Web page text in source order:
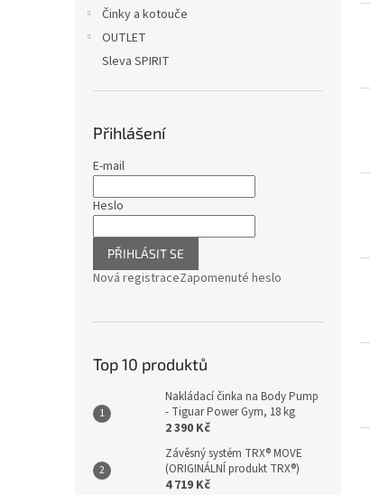
Činky a kotouče
OUTLET
Sleva SPIRIT
Přihlášení
E-mail
Heslo
PŘIHLÁSIT SE
Nová registraceZapomenuté heslo
Top 10 produktů
Nakládací činka na Body Pump
- Tiguar Power Gym, 18 kg
2 390 Kč
Závěsný systém TRX® MOVE
(ORIGINÁLNÍ produkt TRX®)
4 719 Kč